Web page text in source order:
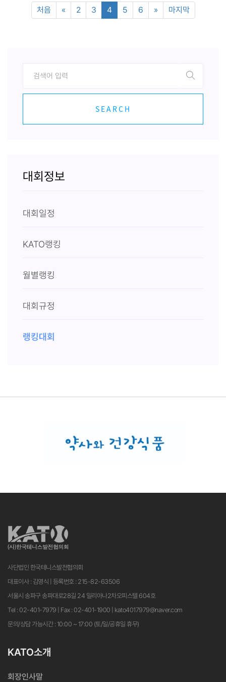
처음 « 2 3 4 5 6 » 마지막
SEARCH
대회정보
대회일정
KATO랭킹
월별랭킹
대회규정
랭킹대회
사단법인 한국테니스발전협의회
대표이사 : 김영식 | 등록번호 : 215-82-63506
서울시 송파구 송파대로28길 24 밀리아나2차오피스텔 604호
Tel : 02-401-7979 | Fax : 02-401-1900 | kato4017979@naver.com
문의/상담 가능시간 : 10:00 ~ 17:00 (토/일/공휴일 휴무)
KATO소개
회장인사말